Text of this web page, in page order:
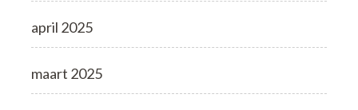
april 2025
maart 2025